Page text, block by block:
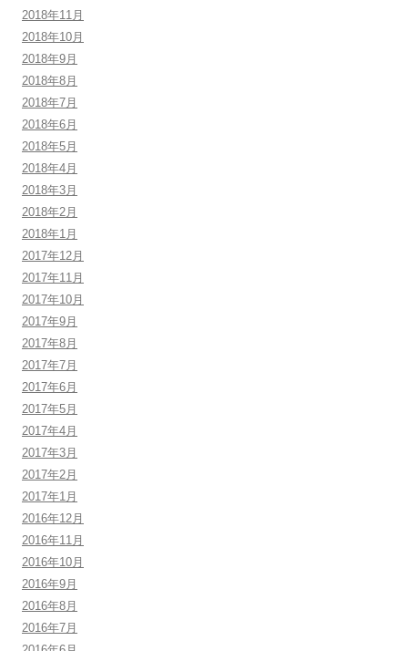
2018年11月
2018年10月
2018年9月
2018年8月
2018年7月
2018年6月
2018年5月
2018年4月
2018年3月
2018年2月
2018年1月
2017年12月
2017年11月
2017年10月
2017年9月
2017年8月
2017年7月
2017年6月
2017年5月
2017年4月
2017年3月
2017年2月
2017年1月
2016年12月
2016年11月
2016年10月
2016年9月
2016年8月
2016年7月